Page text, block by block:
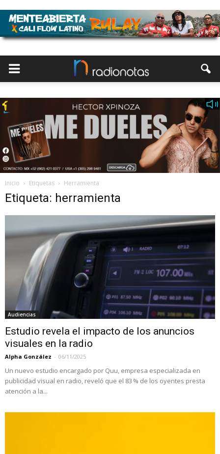
Inicio Etiquetas Herramienta
Etiqueta: herramienta
Audiencias
Estudio revela el impacto de los anuncios
visuales en la radio
Alpha González - 06/11/2025
Un nuevo estudio encargado por Quu, empresa especializada en
publicidad visual en radio, reveló que el 83 % de los oyentes presta
atención a la...